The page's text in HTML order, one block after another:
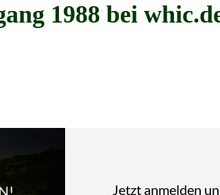
1988 bei
Jetzt anmelden